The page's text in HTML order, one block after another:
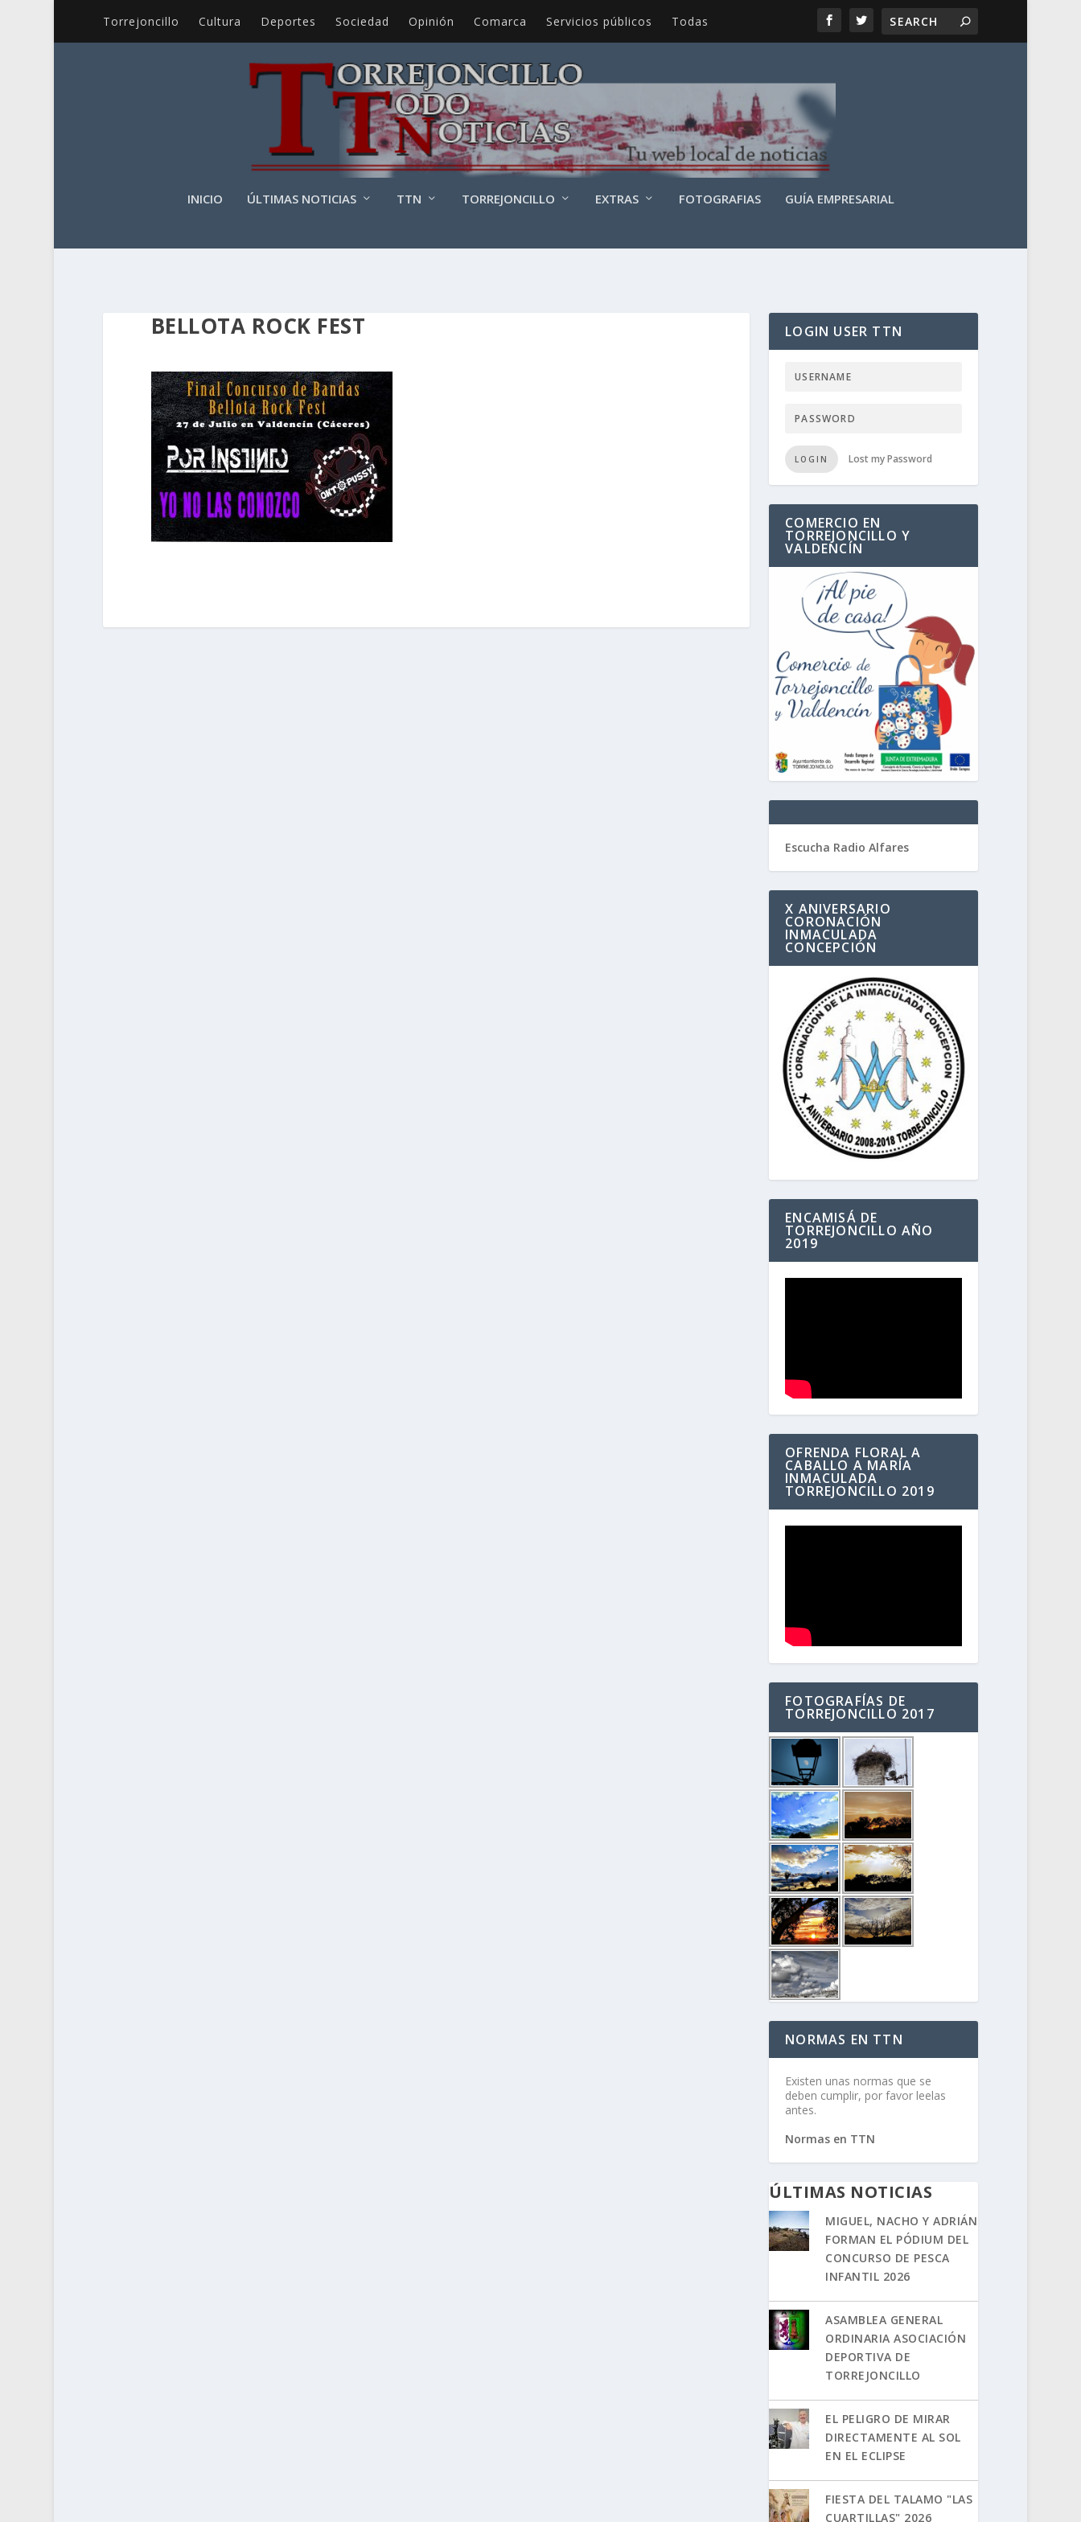
Torrejoncillo Cultura Deportes Sociedad Opinión Comarca Servicios públicos Todas
INICIO ÚLTIMAS NOTICIAS TTN TORREJONCILLO EXTRAS FOTOGRAFIAS GUÍA EMPRESARIAL
BELLOTA ROCK FEST LOGIN USER TTN
LOGIN Lost my Password
COMERCIO EN
TORREJONCILLO Y
VALDENCÍN
Escucha Radio Alfares
X ANIVERSARIO
CORONACIÓN
INMACULADA
CONCEPCIÓN
ENCAMISÁ DE
TORREJONCILLO AÑO
2019
OFRENDA FLORAL A
CABALLO A MARÍA
INMACULADA
TORREJONCILLO 2019
FOTOGRAFÍAS DE
TORREJONCILLO 2017
NORMAS EN TTN
Existen unas normas que se
deben cumplir, por favor leelas
antes.
Normas en TTN
ÚLTIMAS NOTICIAS
MIGUEL, NACHO Y ADRIÁN
FORMAN EL PÓDIUM DEL
CONCURSO DE PESCA
INFANTIL 2026
ASAMBLEA GENERAL
ORDINARIA ASOCIACIÓN
DEPORTIVA DE
TORREJONCILLO
EL PELIGRO DE MIRAR
DIRECTAMENTE AL SOL
EN EL ECLIPSE
FIESTA DEL TALAMO "LAS
CUARTILLAS" 2026